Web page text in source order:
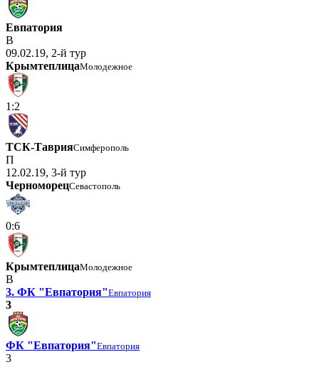
Евпатория
В
09.02.19, 2-й тур
КрымтеплицаМолодежное
1:2
ТСК-ТаврияСимферополь
П
12.02.19, 3-й тур
ЧерноморецСевастополь
0:6
КрымтеплицаМолодежное
В
3. ФК "Евпатория"Евпатория
3
ФК "Евпатория"Евпатория
3